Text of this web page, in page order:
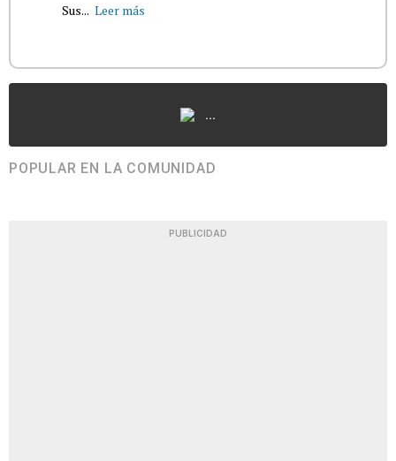
Sus... Leer más
...
POPULAR EN LA COMUNIDAD
PUBLICIDAD